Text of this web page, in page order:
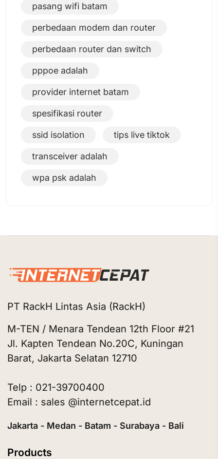
pasang wifi batam
perbedaan modem dan router
perbedaan router dan switch
pppoe adalah
provider internet batam
spesifikasi router
ssid isolation tips live tiktok
transceiver adalah
wpa psk adalah
PT RackH Lintas Asia (RackH)
M-TEN / Menara Tendean 12th Floor #21
Jl. Kapten Tendean No.20C, Kuningan
Barat, Jakarta Selatan 12710
Telp : 021-39700400
Email : sales @internetcepat.id
Jakarta - Medan - Batam - Surabaya - Bali
Products